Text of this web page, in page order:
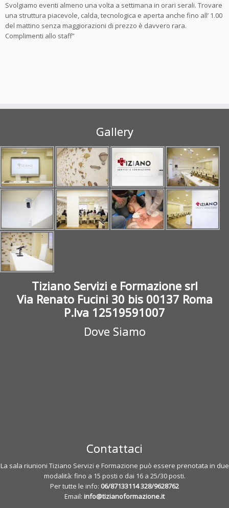
Svolgiamo eventi almeno una volta a settimana in orari serali. Trovare
una struttura piacevole, calda, tecnologica e aperta anche fino all’ 1.00
del mattino senza maggiorazioni di prezzo è davvero rara.
Complimenti allo staff”
Gallery
Tiziano Servizi e Formazione srl
Via Renato Fucini 30 bis 00137 Roma
P.Iva 12519591007
Dove Siamo
Contattaci
La sala riunioni Tiziano Servizi e Formazione può essere prenotata in due
modalità: fino a 15 posti o dai 16 a 25/30 posti.
Per tutte le info: 06/87133114328/9628762
Email: info@tizianoformazione.it